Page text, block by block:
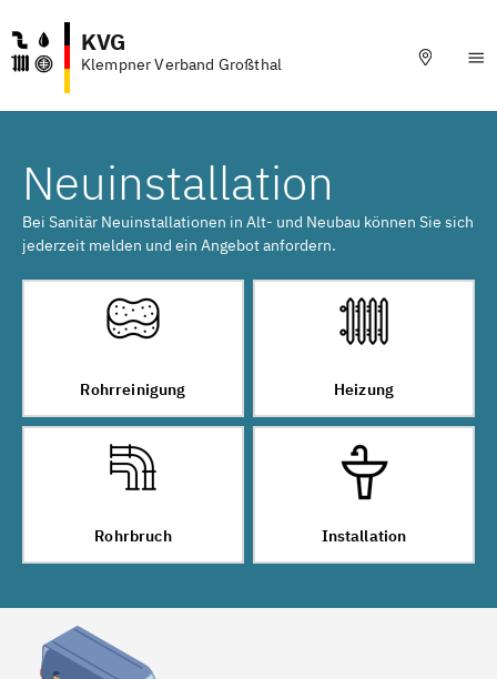
KVG
Klempner Verband Großthal
Neuinstallation
Bei Sanitär Neuinstallationen in Alt- und Neubau können Sie sich
jederzeit melden und ein Angebot anfordern.
Rohrreinigung Heizung
Rohrbruch Installation